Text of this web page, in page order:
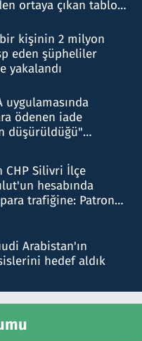
ortaya çıkan tablo
kişinin 2 milyon
eden şüpheliler
yakalandı
uygulamasında
ödenen iade
düşürüldüğü"
CHP Silivri İlçe
hesabında
trafiğine: Patron
Arabistan'ın
hedef aldık